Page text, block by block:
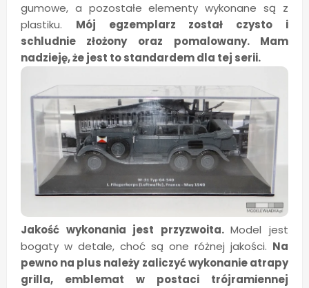
gumowe, a pozostałe elementy wykonane są z
plastiku. Mój egzemplarz został czysto i
schludnie złożony oraz pomalowany. Mam
nadzieję, że jest to standardem dla tej serii.
Jakość wykonania jest przyzwoita.Model jest
bogaty w detale, choć są one różnej jakości. Na
pewno na plus należy zaliczyć wykonanie atrapy
grilla, emblemat w postaci trójramiennej